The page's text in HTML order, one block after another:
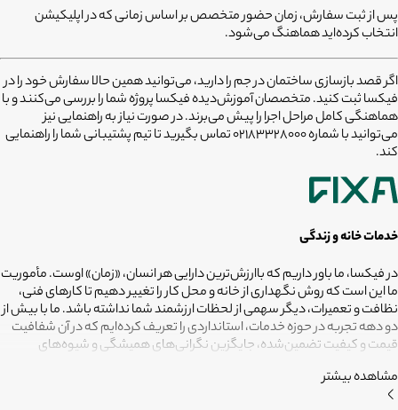
پس از ثبت سفارش، زمان حضور متخصص بر اساس زمانی که در اپلیکیشن
انتخاب کرده‌اید هماهنگ می‌شود.
اگر قصدبازسازی ساختمان در جمرا دارید، می‌توانید همین حالا سفارش خود را در
فیکسا ثبت کنید. متخصصان آموزش‌دیده فیکسا پروژه شما را بررسی می‌کنند و با
هماهنگی کامل مراحل اجرا را پیش می‌برند. در صورت نیاز به راهنمایی نیز
می‌توانید با شماره02183328000تماس بگیرید تا تیم پشتیبانی شما را راهنمایی
کند.
خدمات خانه و زندگی
در فیکسا، ما باور داریم که باارزش‌ترین دارایی هر انسان، «زمان» اوست. مأموریت
ما این است که روش نگهداری از خانه و محل کار را تغییر دهیم تا کارهای فنی،
نظافت و تعمیرات، دیگر سهمی از لحظات ارزشمند شما نداشته باشد. ما با بیش از
دو دهه تجربه در حوزه خدمات، استانداردی را تعریف کرده‌ایم که در آن شفافیت
قیمت و کیفیت تضمین‌شده، جایگزین نگرانی‌های همیشگی و شیوه‌های
متخصصانی بسپاریم که از فیلترهای سخت‌گیرانه رد شده‌اند تا نتیجه نهایی،
دقیقاً همان فضای امن و بی‌دغدغه‌ای باشد که همیشه برای آرامش خود
مشاهده بیشتر